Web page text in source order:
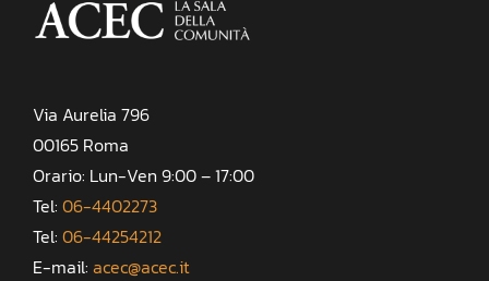
Via Aurelia 796
00165 Roma
Orario: Lun-Ven 9:00 – 17:00
Tel: 06-4402273
Tel: 06-44254212
E-mail: acec@acec.it